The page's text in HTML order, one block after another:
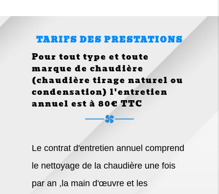
TARIFS DES PRESTATIONS
Pour tout type et toute
marque de chaudière
(chaudière tirage naturel ou
condensation) l'entretien
annuel est à 80€ TTC
Le contrat d'entretien annuel comprend
le nettoyage de la chaudière une fois
par an ,la main d'œuvre et les